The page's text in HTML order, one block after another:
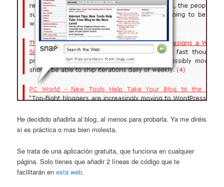
He decidido añadirla al blog, al menos para probarla. Ya me diréis
si es práctica o mas bien molesta.
Se trata de una aplicación gratuita, que funciona en cualquier
página. Solo tienes que añadir 2 líneas de código que te
facilitarán enesta web.